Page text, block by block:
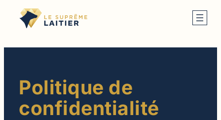
Aller
Politique de
confidentialité